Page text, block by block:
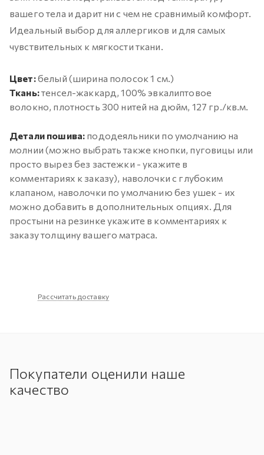
вашего тела и дарит ни с чем не сравнимый комфорт.
Идеальный выбор для аллергиков и для самых
чувствительных к мягкости ткани.
Цвет:белый (ширина полосок 1 см.)
Ткань:тенсел-жаккард, 100% эвкалиптовое
волокно, плотность 300 нитей на дюйм, 127 гр./кв.м.
Детали пошива: пододеяльники по умолчанию на
молнии (можно выбрать также кнопки, пуговицы или
просто вырез без застежки - укажите в
комментариях к заказу), наволочки с глубоким
клапаном, наволочки по умолчанию без ушек - их
можно добавить в дополнительных опциях. Для
простыни на резинке укажите в комментариях к
заказу толщину вашего матраса.
Рассчитать доставку
Покупатели оценили наше
качество